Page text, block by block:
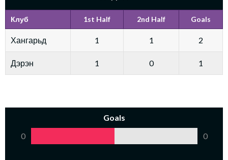
Клуб 1st Half 2nd Half Goals
Хангарьд 1 1 2
Дэрэн 1 0 1
Goals
0
0